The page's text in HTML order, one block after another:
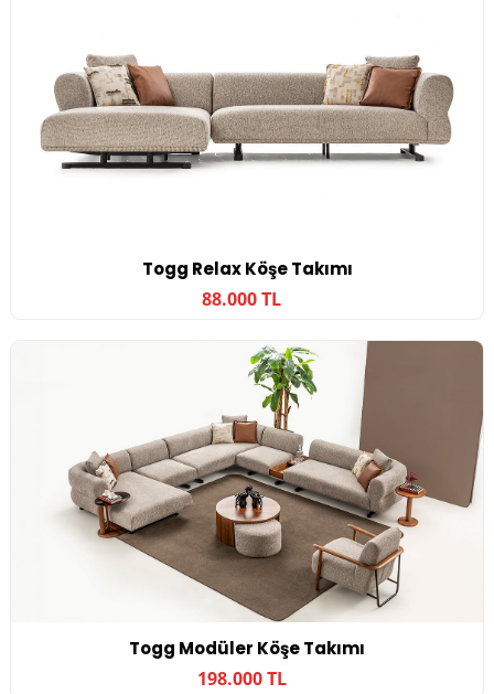
Togg Relax Köşe Takımı
88.000 TL
Togg Modüler Köşe Takımı
198.000 TL